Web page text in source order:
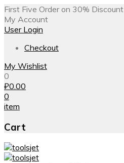
First Five Order on 30% Discount
My Account
User Login
Checkout
My Wishlist
0
₽0.00
0
item
Cart